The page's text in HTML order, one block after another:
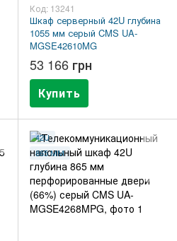
Код: 13241
Шкаф серверный 42U глубина
1055 мм серый CMS UA-
MGSE42610MG
53 166 грн
Купить
42U
865 ММ